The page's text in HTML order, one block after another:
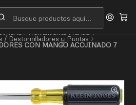
/ Destornilladores y Puntas
CON MANGO ACOJINADO 7